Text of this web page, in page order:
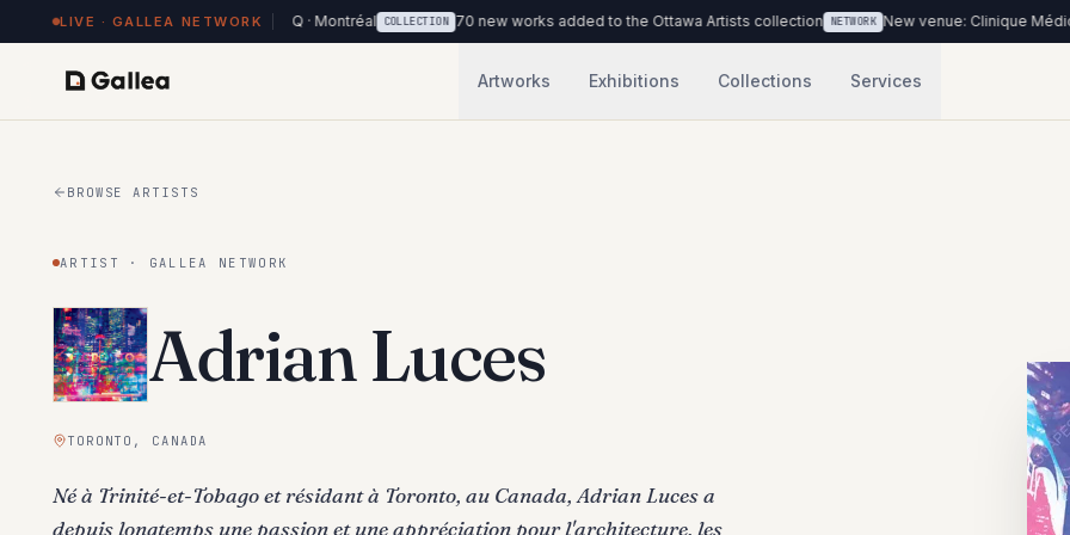
LIVE · GALLEA NETWORK
view at Hôtel de l'ITHQ · Montréal COLLECTION 70 new works added to the Ottawa Artists collection NETWORK New venue: Clinique Médicale Urbaine du
Artworks Exhibitions Collections Services
BROWSE ARTISTS
ARTIST · GALLEA NETWORK
Adrian Luces
TORONTO, CANADA
Né à Trinité-et-Tobago et résidant à Toronto, au Canada, Adrian Luces a
depuis longtemps une passion et une appréciation pour l'architecture, les